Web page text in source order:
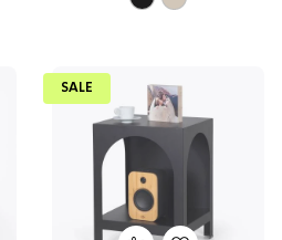
SALE